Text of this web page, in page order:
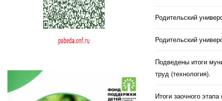
Родительский
Родительский
Подведены итоги
труд (технология).
Итоги заочного